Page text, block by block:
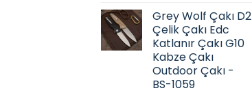
Grey Wolf Çakı D2
Çelik Çakı Edc
Katlanır Çakı G10
Kabze Çakı
Outdoor Çakı -
BS-1059